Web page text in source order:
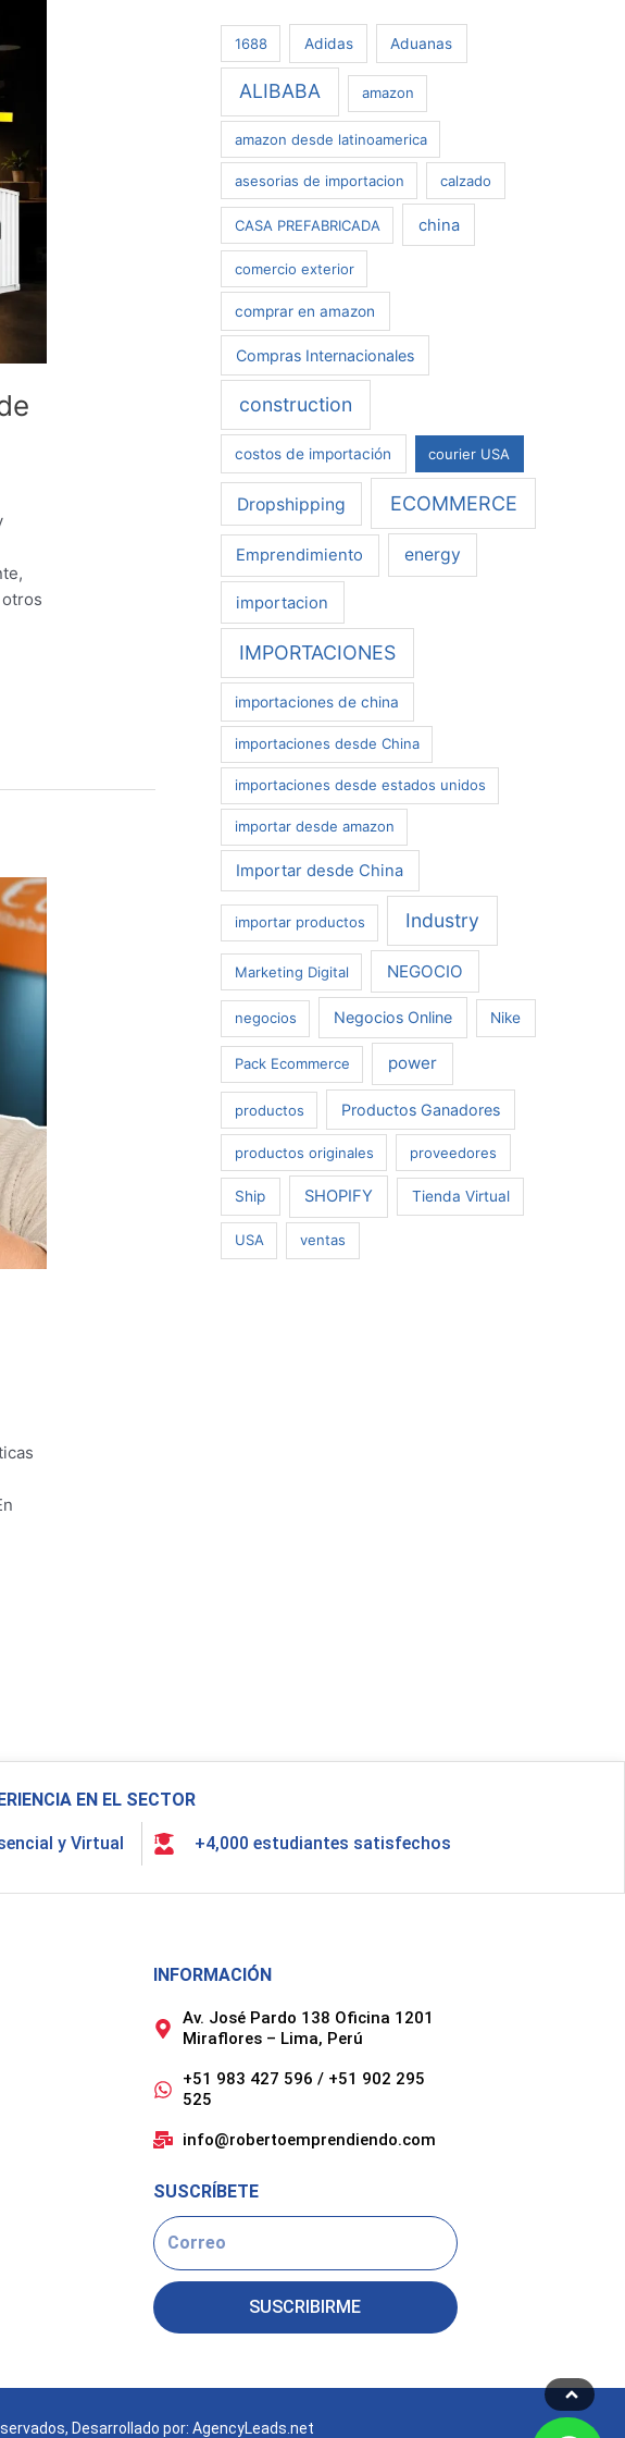
1688 Adidas Aduanas
ALIBABA amazon
amazon desde latinoamerica
asesorias de importacion calzado
CASA PREFABRICADA china
comercio exterior
comprar en amazon
Compras Internacionales
construction
costos de importación courier USA
Dropshipping ECOMMERCE
Emprendimiento energy
importacion
IMPORTACIONES
importaciones de china
importaciones desde China
importaciones desde estados unidos
importar desde amazon
Importar desde China
importar productos Industry
Marketing Digital NEGOCIO
negocios Negocios Online Nike
Pack Ecommerce power
productos Productos Ganadores
productos originales proveedores
Ship SHOPIFY Tienda Virtual
USA ventas
EN EL SECTOR
y Virtual +4,000 estudiantes satisfechos
INFORMACIÓN
Av. José Pardo 138 Oficina 1201
Miraflores – Lima, Perú
+51 983 427 596 / +51 902 295
525
info@robertoemprendiendo.com
SUSCRÍBETE
Email
SUSCRIBIRME
Desarrollado por: AgencyLeads.net